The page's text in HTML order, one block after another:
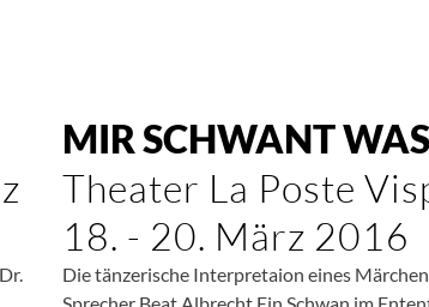
MIR SCHWANT WAS
Theater La Poste
18. - 20. März 2016
Die tänzerische Interpretaion eines